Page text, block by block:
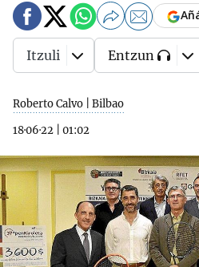
Roberto Calvo | Bilbao
18·06·22
01:02
Itzuli Entzun